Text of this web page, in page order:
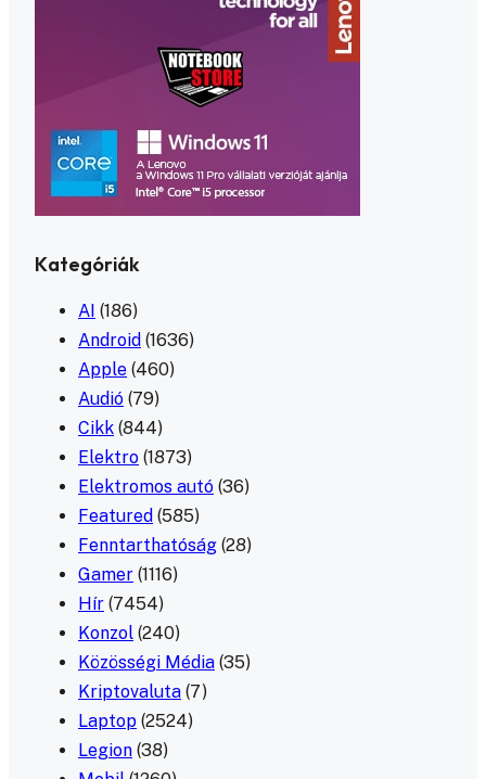
Kategóriák
AI (186)
Android (1636)
Apple (460)
Audió (79)
Cikk (844)
Elektro (1873)
Elektromos autó (36)
Featured (585)
Fenntarthatóság (28)
Gamer (1116)
Hír (7454)
Konzol (240)
Közösségi Média (35)
Kriptovaluta (7)
Laptop (2524)
Legion (38)